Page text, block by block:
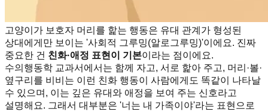
고양이가 보호자 머리를 핥는 행동은 유대 관계가 형성된
상대에게만 보이는 '사회적 그루밍(알로그루밍)'이에요. 진짜
중요한 건 친화·애정 표현이 기본이라는 점이에요.
수의행동학 교과서에서는 함께 자고, 서로 핥아 주고, 머리·볼·
옆구리를 비비는 이런 친화 행동이 사람에게도 똑같이 나타날
수 있으며, 이는 깊은 유대와 애정을 보여 주는 신호라고
설명해요. 그래서 대부분은 '너는 내 가족이야'라는 표현으로